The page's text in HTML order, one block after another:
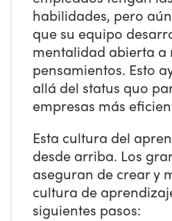
habilidades, pero
que su equipo
mentalidad abierta a
pensamientos. Esto
allá del status quo
empresas más
Esta cultura del
desde arriba. Los
aseguran de crear y
cultura de
siguientes pasos: